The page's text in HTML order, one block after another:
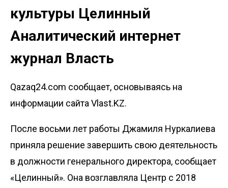
культуры Целинный
Аналитический интернет
журнал Власть
Qazaq24.com сообщает, основываясь на
информации сайта Vlast.KZ.
После восьми лет работы Джамиля Нуркалиева
приняла решение завершить свою деятельность
в должности генерального директора, сообщает
«Целинный». Она возглавляла Центр с 2018